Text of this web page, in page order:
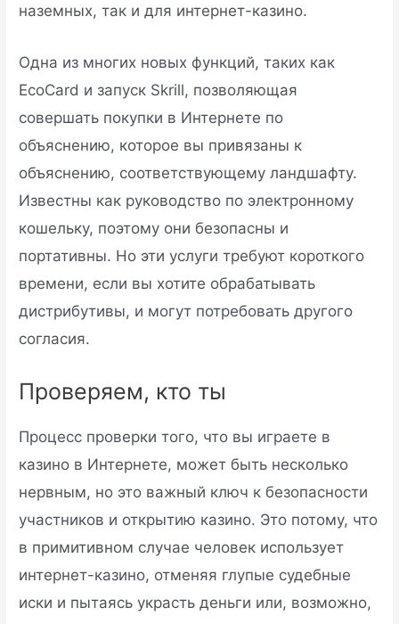
наземных, так и для интернет-казино.
Одна из многих новых функций, таких как
EcoCard и запуск Skrill, позволяющая
совершать покупки в Интернете по
объяснению, которое вы привязаны к
объяснению, соответствующему ландшафту.
Известны как руководство по электронному
кошельку, поэтому они безопасны и
портативны. Но эти услуги требуют короткого
времени, если вы хотите обрабатывать
дистрибутивы, и могут потребовать другого
согласия.
Проверяем, кто ты
Процесс проверки того, что вы играете в
казино в Интернете, может быть несколько
нервным, но это важный ключ к безопасности
участников и открытию казино. Это потому, что
в примитивном случае человек использует
интернет-казино, отменяя глупые судебные
иски и пытаясь украсть деньги или, возможно,